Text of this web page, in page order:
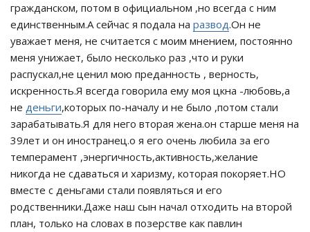
гражданском, потом в официальном ,но всегда с ним
единственным.А сейчас я подала на развод.Он не
уважает меня, не считается с моим мнением, постоянно
меня унижает, было несколько раз ,что и руки
распускал,не ценил мою преданность , верность,
искренность.Я всегда говорила ему моя цкна -любовь,а
не деньги,которых по-началу и не было ,потом стали
зарабатывать.Я для него вторая жена.он старше меня на
39лет и он иностранец.о я его очень любила за его
темперамент ,энергичность,активность,желание
никогда не сдаваться и харизму, которая покоряет.НО
вместе с деньгами стали появляться и его
родственники.Даже наш сын начал отходить на второй
план, только на словах в позерстве как павлин